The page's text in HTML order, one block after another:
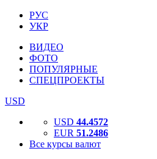
РУС
УКР
ВИДЕО
ФОТО
ПОПУЛЯРНЫЕ
СПЕЦПРОЕКТЫ
USD
USD 44.4572
EUR 51.2486
Все курсы валют